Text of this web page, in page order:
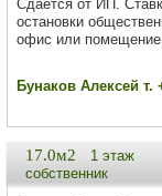
Сдается от ИП.
остановки
офис или
Бунаков Алексей т.
17.0м2 1 этаж
собственник